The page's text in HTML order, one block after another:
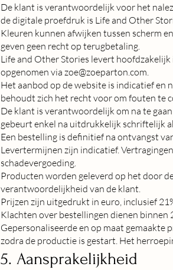
De klant is verantwoordelijk voor het
de digitale proefdruk is Life and Other
Kleuren kunnen afwijken tussen scherm
geven geen recht op terugbetaling.
Life and Other Stories levert
opgenomen via zoe@zoeparton.com
Het aanbod op de website is indicatief en
behoudt zich het recht voor om fouten te
De klant is verantwoordelijk om na te
gebeurt enkel na uitdrukkelijk schriftelijk
Een bestelling is definitief na ontvangst
Levertermijnen zijn indicatief.
schadevergoeding.
Producten worden geleverd op het door
verantwoordelijkheid van de klant.
Prijzen zijn uitgedrukt in euro, inclusief
Klachten over bestellingen dienen
Gepersonaliseerde en op maat
zodra de productie is gestart. Het
5. Aansprakelijkheid